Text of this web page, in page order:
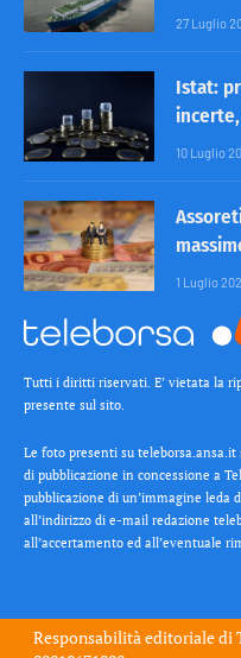
27 Luglio
Istat:
10 Luglio
1 Luglio
Tutti i diritti riservati. E’ vietata la
presente sul sito.
Le foto presenti su
di pubblicazione in concessione a
pubblicazione di un’immagine leda
all’indirizzo di e-mail redazione
all’accertamento ed all’eventuale
Responsabilità editoriale di